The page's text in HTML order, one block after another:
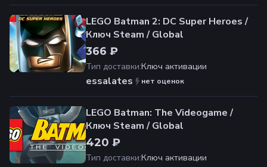
LEGO Batman 2: DC Super Heroes /
Ключ Steam / Global
366 ₽
Тип доставки:Ключ активации
essalates нет оценок
LEGO Batman: The Videogame /
Ключ Steam / Global
420 ₽
Тип доставки:Ключ активации